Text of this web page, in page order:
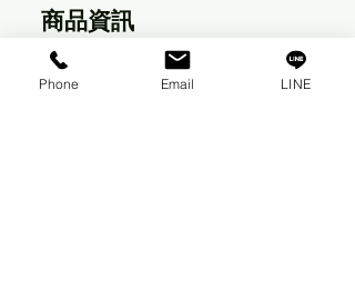
商品資訊
Phone Email LINE